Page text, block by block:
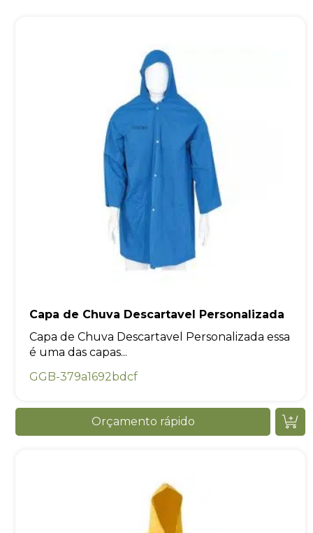
Capa de Chuva Descartavel Personalizada
Capa de Chuva Descartavel Personalizada essa
é uma das capas...
GGB-379a1692bdcf
Orçamento rápido